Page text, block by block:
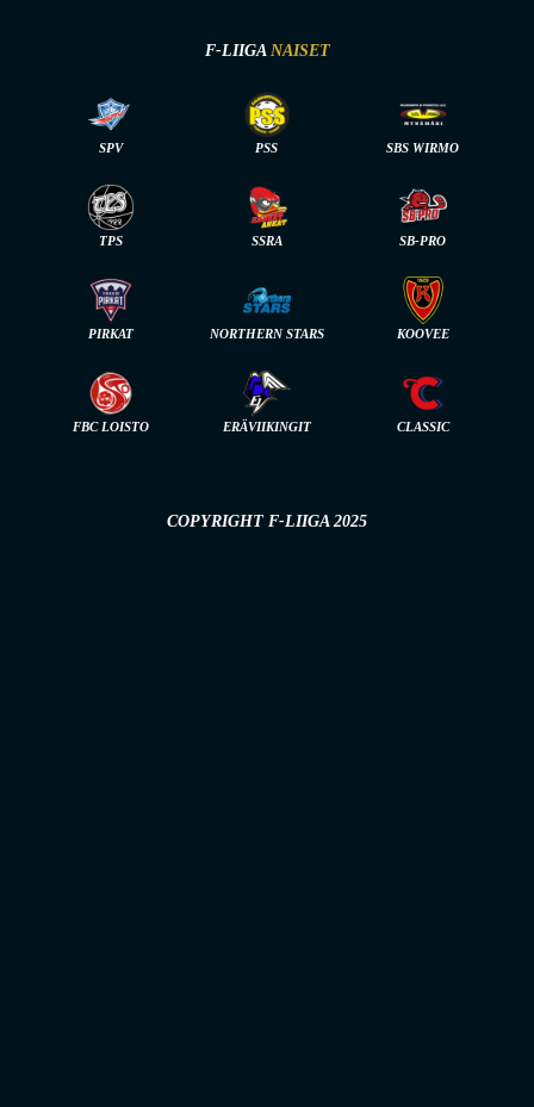
F-LIIGA NAISET
SPV PSS SBS WIRMO
TPS SSRA SB-PRO
PIRKAT NORTHERN STARS KOOVEE
FBC LOISTO ERÄVIIKINGIT CLASSIC
COPYRIGHT F-LIIGA 2025